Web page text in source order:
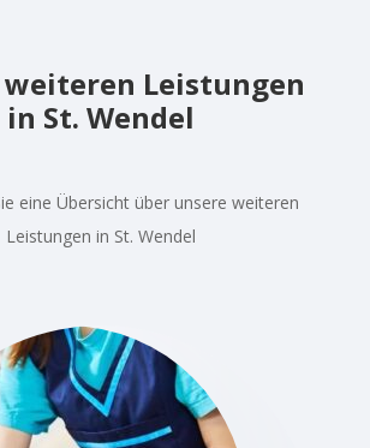
weiteren Leistungen
in St. Wendel
eine Übersicht über unsere weiteren
Leistungen in St. Wendel